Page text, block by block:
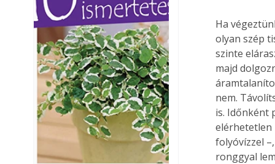
Ha
olyan szép
szinte
majd
nem.
is. Időnként
elérhetetlen
folyóvízzel
ronggyal